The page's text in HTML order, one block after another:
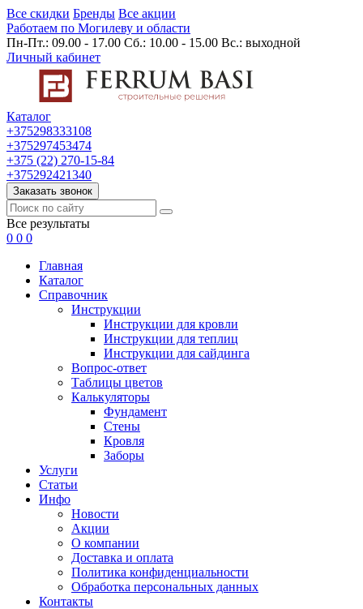
Все скидки Бренды Все акции
Работаем по Могилеву и области
Пн-Пт.: 09.00 - 17.00 Сб.: 10.00 - 15.00 Вс.: выходной
Личный кабинет
Каталог
+375298333108
+375297453474
+375 (22) 270-15-84
+375292421340
Заказать звонок
Все результаты
0 0 0
Главная
Каталог
Cправочник
Инструкции
Инструкции для кровли
Инструкции для теплиц
Инструкции для сайдинга
Вопрос-ответ
Таблицы цветов
Калькуляторы
Фундамент
Стены
Кровля
Заборы
Услуги
Статьи
Инфо
Новости
Акции
О компании
Доставка и оплата
Политика конфиденциальности
Обработка персональных данных
Контакты